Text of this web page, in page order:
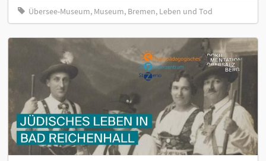
Übersee-Museum, Museum, Bremen, Leben und Tod